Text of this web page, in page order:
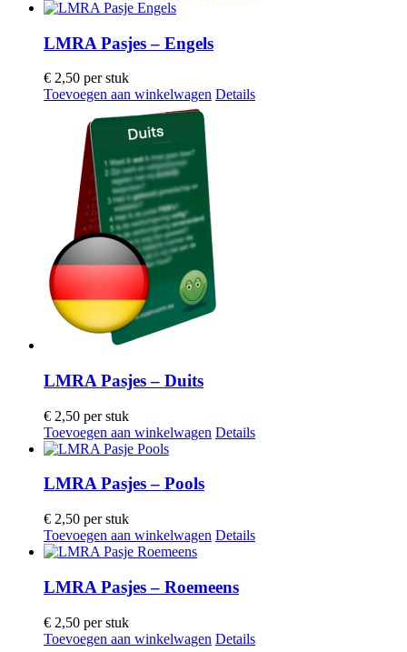
LMRA Pasjes – Engels
€ 2,50 per stuk
Toevoegen aan winkelwagen Details
LMRA Pasjes – Duits
€ 2,50 per stuk
Toevoegen aan winkelwagen Details
LMRA Pasjes – Pools
€ 2,50 per stuk
Toevoegen aan winkelwagen Details
LMRA Pasjes – Roemeens
€ 2,50 per stuk
Toevoegen aan winkelwagen Details